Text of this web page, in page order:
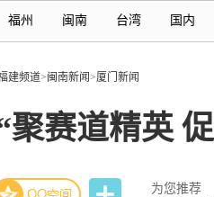
福州 闽南 台湾 国内
建频道>闽南新闻>厦门新闻
聚赛道精英
为您推荐